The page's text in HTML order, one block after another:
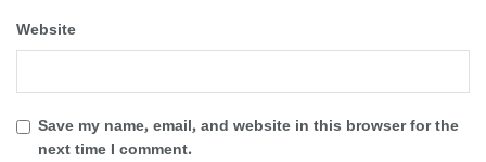
Website
Save my name, email, and website in this browser for the
next time I comment.